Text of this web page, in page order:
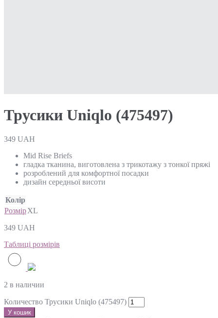
Трусики Uniqlo (475497)
349 UAH
Mid Rise Briefs
гладка тканина, виготовлена ​​з трикотажу з тонкої пряжі
розроблений для комфортної посадки
дизайн середньої висоти
Колір
РозмірXL
349 UAH
Таблиці розмірів
2 в наличии
Количество Трусики Uniqlo (475497)
У кошик